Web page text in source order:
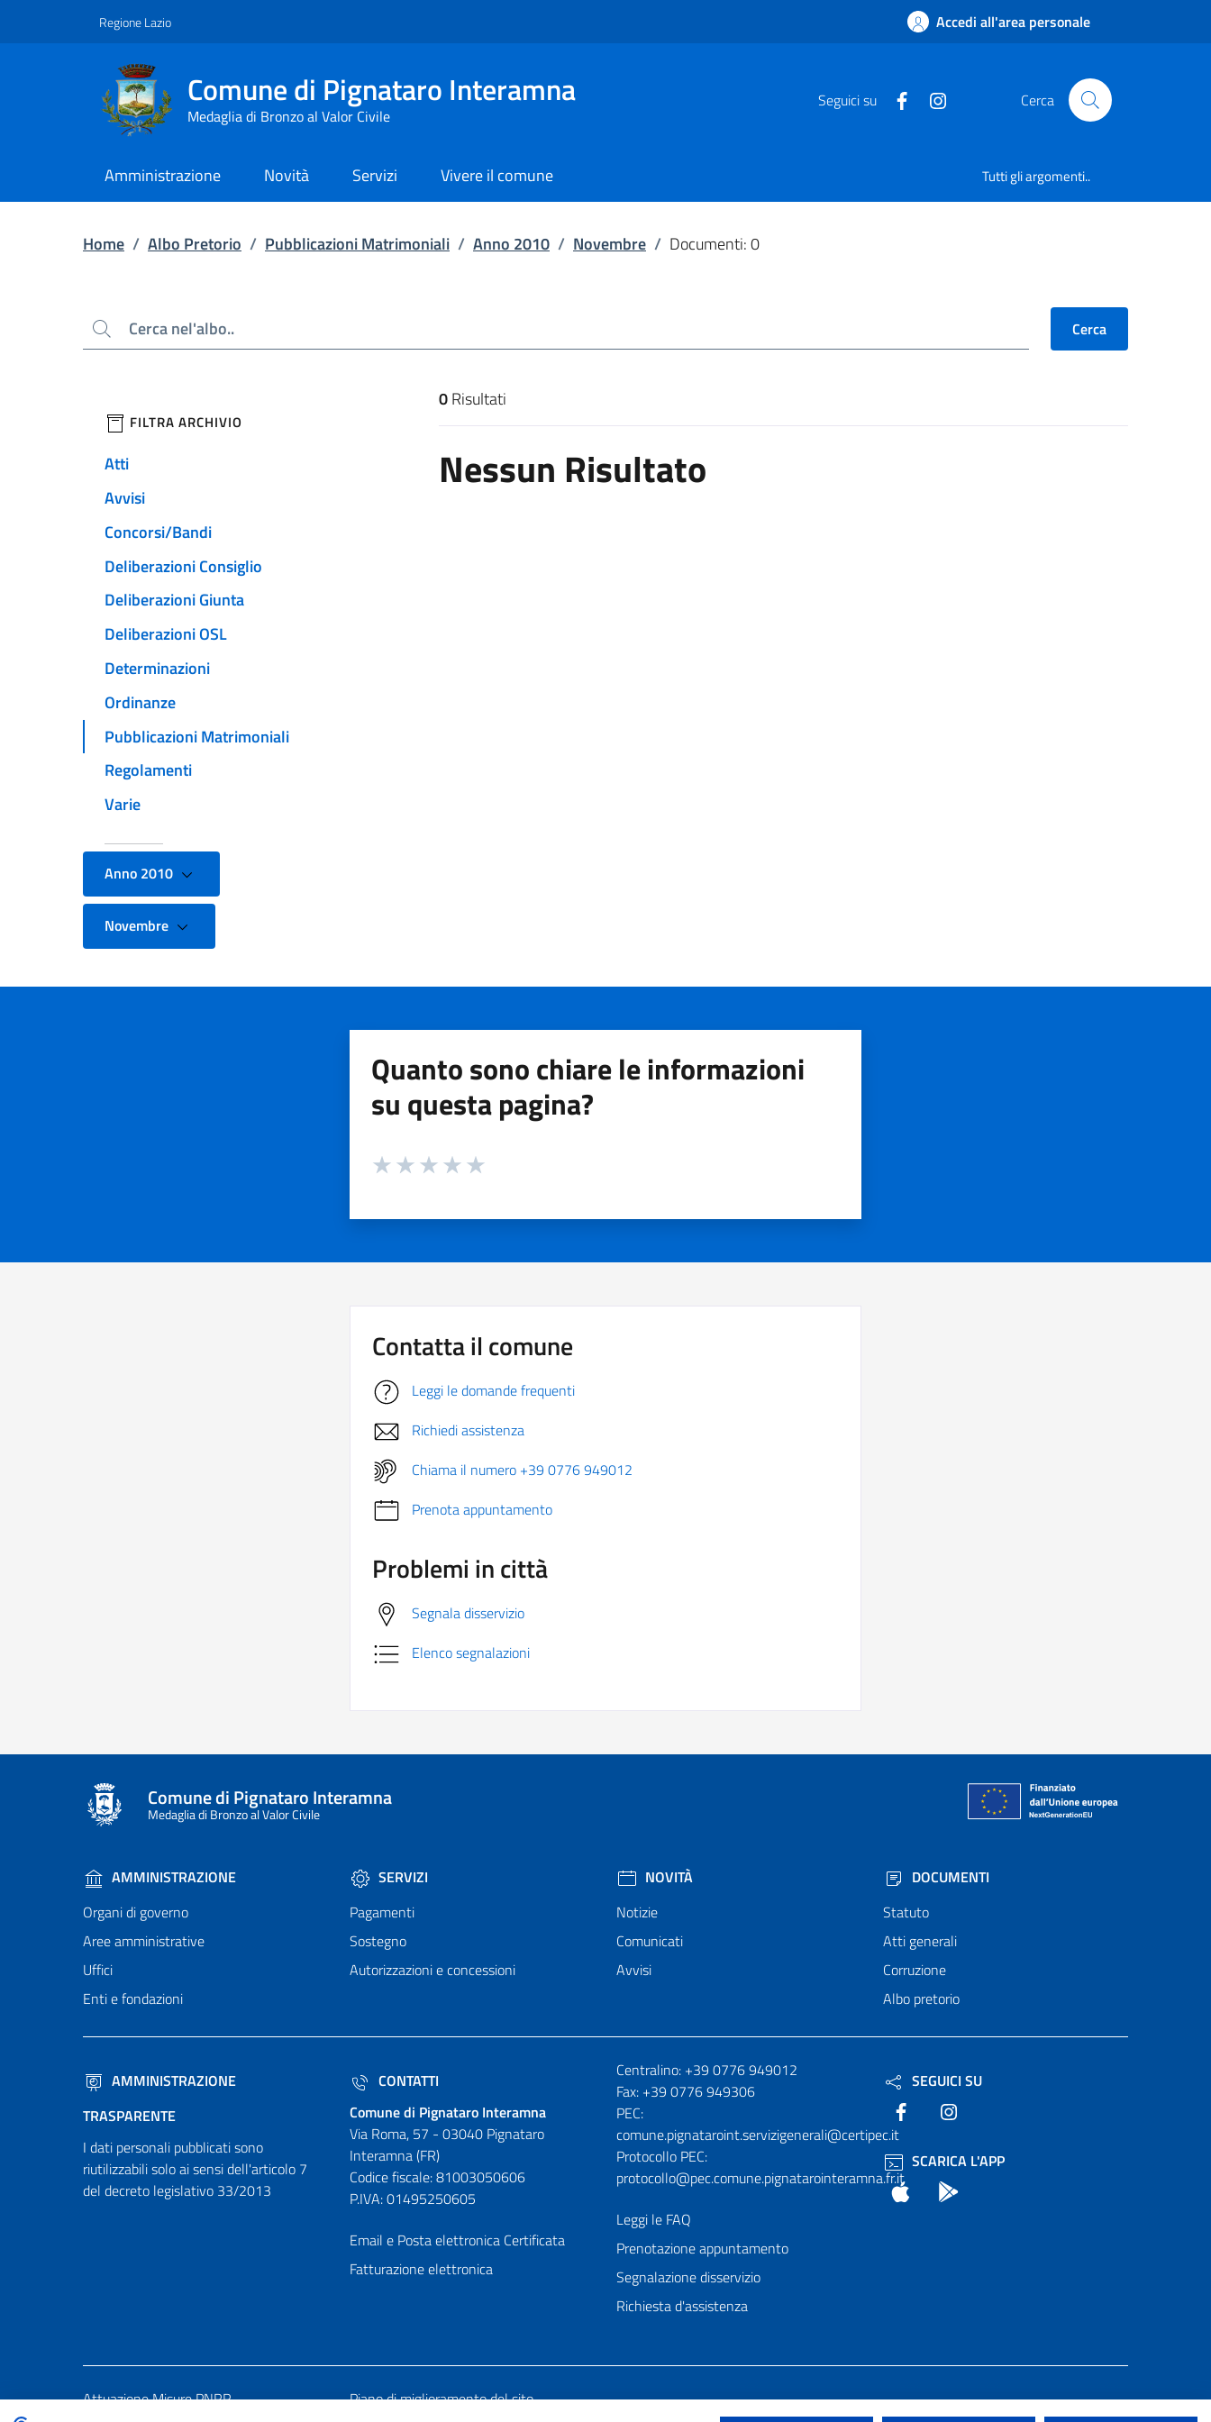
Regione Lazio Accedi all'area personale
Comune di Pignataro Interamna
Medaglia di Bronzo al Valor Civile
Seguici su Cerca
Amministrazione Novità Servizi Vivere il comune Tutti gli argomenti..
Home / Albo Pretorio / Pubblicazioni Matrimoniali / Anno 2010 / Novembre / Documenti: 0
Cerca Cerca
filtri da applicare
FILTRA ARCHIVIO
Atti
Avvisi
Concorsi/Bandi
Deliberazioni Consiglio
Deliberazioni Giunta
Deliberazioni OSL
Determinazioni
Ordinanze
Pubblicazioni Matrimoniali
Regolamenti
Varie
Anno 2010
Novembre
Risultati di ricerca
0Risultati
Nessun Risultato
Quanto sono chiare le informazioni
su questa pagina?
Valuta da 1 a 5 stelle la pagina
Contatta il comune
Leggi le domande frequenti
Richiedi assistenza
Chiama il numero +39 0776 949012
Prenota appuntamento
Problemi in città
Segnala disservizio
Elenco segnalazioni
Comune di Pignataro Interamna
Medaglia di Bronzo al Valor Civile
AMMINISTRAZIONE
Organi di governo
Aree amministrative
Uffici
Enti e fondazioni
SERVIZI
Pagamenti
Sostegno
Autorizzazioni e concessioni
NOVITÀ
Notizie
Comunicati
Avvisi
DOCUMENTI
Statuto
Atti generali
Corruzione
Albo pretorio
AMMINISTRAZIONE
TRASPARENTE
I dati personali pubblicati sono
riutilizzabili solo ai sensi dell'articolo 7
del decreto legislativo 33/2013
CONTATTI
Comune di Pignataro Interamna
Via Roma, 57 - 03040 Pignataro
Interamna (FR)
Codice fiscale: 81003050606
P.IVA: 01495250605
Email e Posta elettronica Certificata
Fatturazione elettronica
Numeri utili
Centralino: +39 0776 949012
Fax: +39 0776 949306
PEC:
comune.pignataroint.servizigenerali@certipec.it
Protocollo PEC:
protocollo@pec.comune.pignatarointeramna.fr.it
Leggi le FAQ
Prenotazione appuntamento
Segnalazione disservizio
Richiesta d'assistenza
SEGUICI SU
Facebook
SCARICA L'APP
App Store
Attuazione Misure PNRR Piano di miglioramento del sito